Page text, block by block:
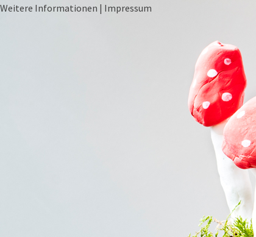
(Verwaltung, Logistik, Gärtnerei) Ahlhorner Str.
09:00-14:00 Uhr
Weitere Informationen | Impressum